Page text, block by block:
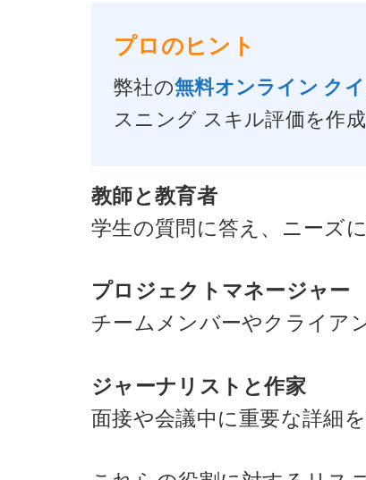
プロのヒント
弊社の無料オンライン ク
スニング スキル評価を作成
教師と教育者
学生の質問に答え、ニーズ
プロジェクトマネージャー
チームメンバーやクライア
ジャーナリストと作家
面接や会議中に重要な詳細